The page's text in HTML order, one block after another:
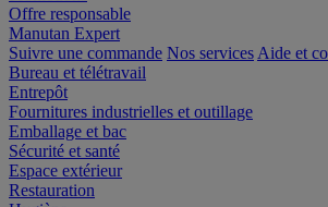
Promotions
Offre responsable
Manutan Expert
Suivre une commande
Bureau et télétravail
Entrepôt
Fournitures industrielles et outillage
Emballage et bac
Sécurité et santé
Espace extérieur